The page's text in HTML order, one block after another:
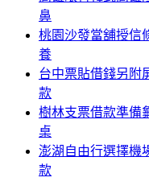
鼻
桃園沙發當舖授信
養
台中票貼借錢另附
款
樹林支票借款準備
桌
澎湖自由行選擇機
款